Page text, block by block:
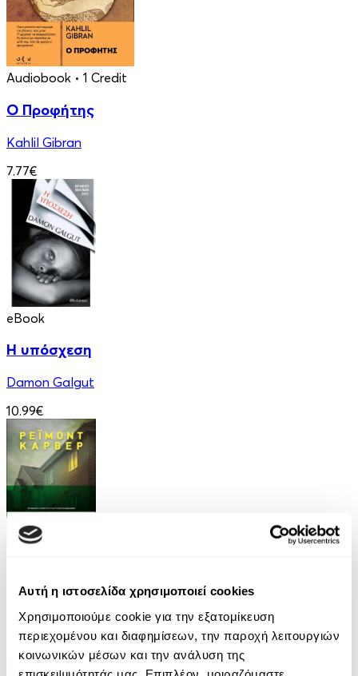
Αυτή η ιστοσελίδα χρησιμοποιεί cookies
Χρησιμοποιούμε cookie για την εξατομίκευση
περιεχομένου και διαφημίσεων, την παροχή λειτουργιών
κοινωνικών μέσων και την ανάλυση της
Audiobook • 1 Credit
Ο Προφήτης
Kahlil Gibran
7.77€
eBook
Η υπόσχεση
Damon Galgut
10.99€
Ελέφαντας
Ρέιμοντ Κάρβερ
7.99€